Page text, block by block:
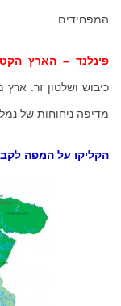
המפחידים…
פינלנד – הארץ
כיבוש ושלטון זר.
מדיפה ניחוחות של
הקליקו על המפה